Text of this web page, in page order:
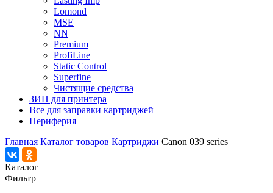
Lomond
MSE
NN
Premium
ProfiLine
Static Control
Superfine
Чистящие средства
ЗИП для принтера
Все для заправки картриджей
Периферия
Главная Каталог товаров Картриджи Canon 039 series
Каталог
Фильтр